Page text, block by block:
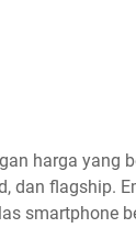
harga yang
dan flagship.
smartphone